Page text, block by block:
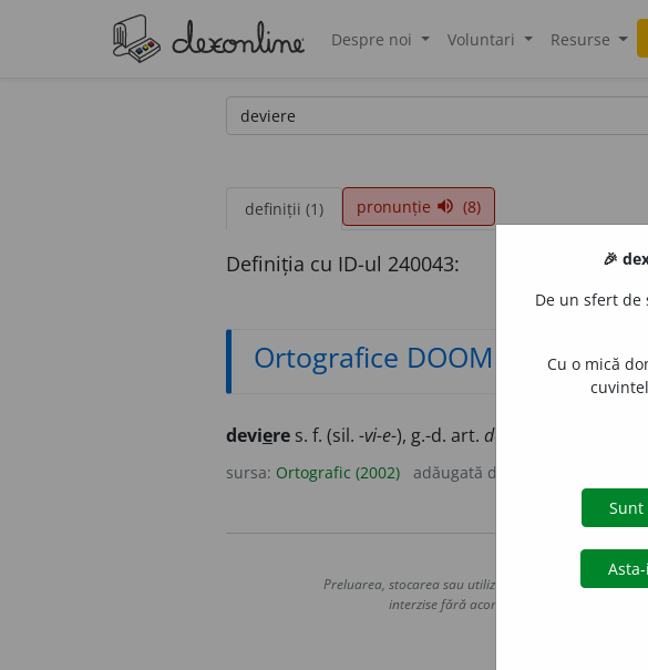
Despre noi Voluntari Resurse
definiții (1) pronunție volume_up (8)
Definiția cu ID-ul 240043:
Ortografice DOOM
deviere s. f. (sil. -vi-e-), g.-d. art. devi
sursa: Ortografic (2002) adăugată de
Copyright ©
Preluarea, stocarea sau utilizarea datelor de pe acest
interzise fără acordul nostru prealabil
🎉
De un sfert
Cu o mică